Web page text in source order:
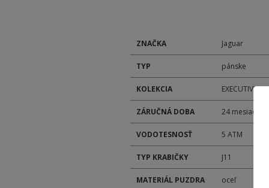
ZNAČKA Jaguar
TYP pánske
KOLEKCIA EXECUTIVE
ZÁRUČNÁ DOBA 24 mesiacov
VODOTESNOSŤ 5 ATM
TYP KRABIČKY J11
MATERIÁL PUZDRA oceľ